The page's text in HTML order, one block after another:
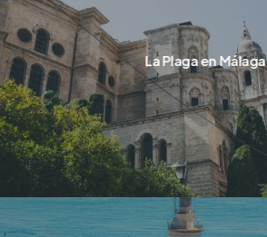
La Plaga en Málaga